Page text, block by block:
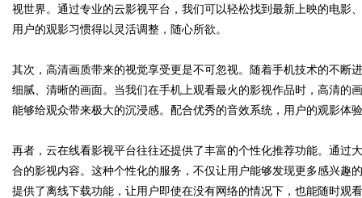
ar
视世界。通过专业的云影视平台，我们可以轻松找到最新上映的电影
用户的观影习惯得以灵活调整，随心所欲。
其次，高清画质带来的视觉享受更是不可忽视。随着手机技术的不断
细腻、清晰的画面。当我们在手机上观看最火的影视作品时，高清的
能够给观众带来极大的沉浸感。配合优秀的音效系统，用户的观影体
再者，云在线看影视平台往往还提供了丰富的个性化推荐功能。通过
合的影视内容。这种个性化的服务，不仅让用户能够发现更多感兴趣
提供了离线下载功能，让用户即使在没有网络的情况下，也能随时观